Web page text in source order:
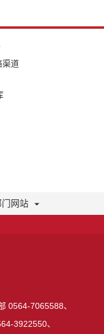
渠道
网站
0564-7065588、
3922550、